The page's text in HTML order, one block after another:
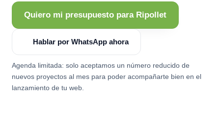
Quiero mi presupuesto para Ripollet
Hablar por WhatsApp ahora
Agenda limitada: solo aceptamos un número reducido de
nuevos proyectos al mes para poder acompañarte bien en el
lanzamiento de tu web.